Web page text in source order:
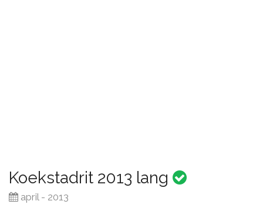
Koekstadrit 2013 lang
april - 2013